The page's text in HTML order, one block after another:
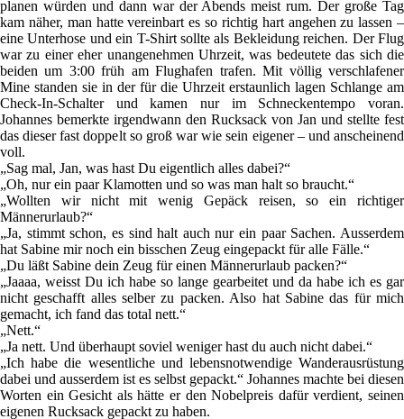
planen würden und dann war der Abends meist rum. Der große Tag
kam näher, man hatte vereinbart es so richtig hart angehen zu lassen –
eine Unterhose und ein T-Shirt sollte als Bekleidung reichen. Der Flug
war zu einer eher unangenehmen Uhrzeit, was bedeutete das sich die
beiden um 3:00 früh am Flughafen trafen. Mit völlig verschlafener
Mine standen sie in der für die Uhrzeit erstaunlich lagen Schlange am
Check-In-Schalter und kamen nur im Schneckentempo voran.
Johannes bemerkte irgendwann den Rucksack von Jan und stellte fest
das dieser fast doppelt so groß war wie sein eigener – und anscheinend
voll.
„Sag mal, Jan, was hast Du eigentlich alles dabei?“
„Oh, nur ein paar Klamotten und so was man halt so braucht.“
„Wollten wir nicht mit wenig Gepäck reisen, so ein richtiger
Männerurlaub?“
„Ja, stimmt schon, es sind halt auch nur ein paar Sachen. Ausserdem
hat Sabine mir noch ein bisschen Zeug eingepackt für alle Fälle.“
„Du läßt Sabine dein Zeug für einen Männerurlaub packen?“
„Jaaaa, weisst Du ich habe so lange gearbeitet und da habe ich es gar
nicht geschafft alles selber zu packen. Also hat Sabine das für mich
gemacht, ich fand das total nett.“
„Nett.“
„Ja nett. Und überhaupt soviel weniger hast du auch nicht dabei.“
„Ich habe die wesentliche und lebensnotwendige Wanderausrüstung
dabei und ausserdem ist es selbst gepackt.“ Johannes machte bei diesen
Worten ein Gesicht als hätte er den Nobelpreis dafür verdient, seinen
eigenen Rucksack gepackt zu haben.